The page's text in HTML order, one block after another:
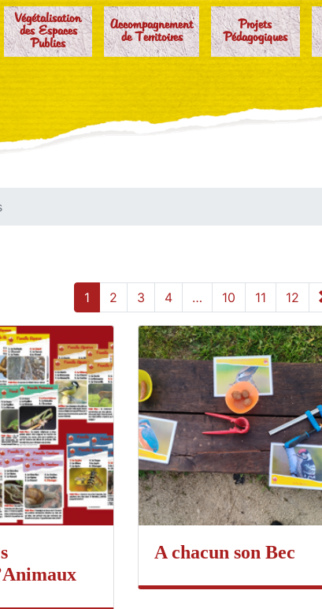
Végétalisation
des Espaces
Publics
Accompagnement
de Territoires
Projets
Pédagogiques
1 2 3 4 … 10 11 12
A chacun son Bec